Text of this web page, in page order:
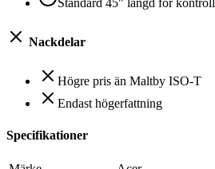
Standard 45" längd för kontroll
Nackdelar
Högre pris än Maltby ISO-T
Endast högerfattning
Specifikationer